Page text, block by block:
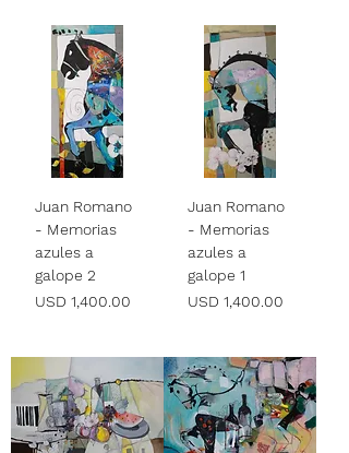
Juan Romano
- Memorias
azules a
galope 2
Precio
USD 1,400.00
Juan Romano
- Memorias
azules a
galope 1
Precio
USD 1,400.00